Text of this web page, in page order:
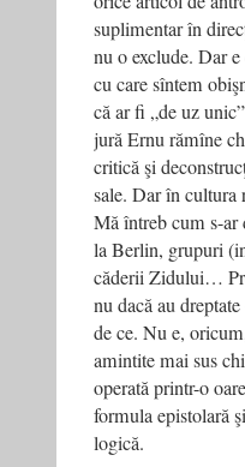
suplimentar în
nu o exclude. Dar
cu care sîntem
că ar fi „de uz
jură Ernu rămîne
critică şi
sale. Dar în cultura
Mă întreb cum s-ar
la Berlin, grupuri
căderii Zidului…
nu dacă au
de ce. Nu e,
amintite mai sus
operată printr-o
formula epistolară
logică.